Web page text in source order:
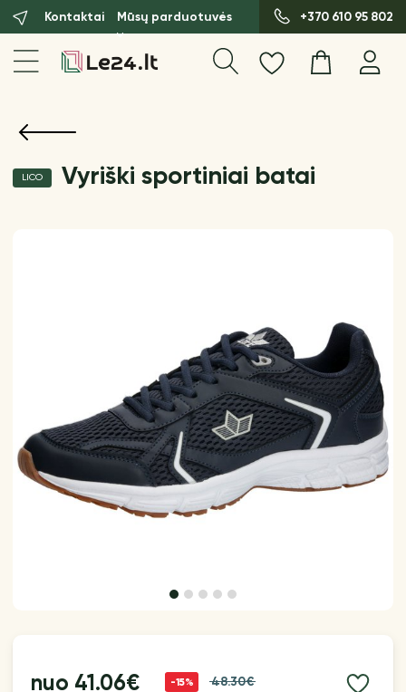
Kontaktai Mūsų parduotuvės +370 610 95 802
LICO Vyriški sportiniai batai
nuo 41.06€ -15% 48.30€